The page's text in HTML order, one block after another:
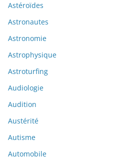
Astéroïdes
Astronautes
Astronomie
Astrophysique
Astroturfing
Audiologie
Audition
Austérité
Autisme
Automobile